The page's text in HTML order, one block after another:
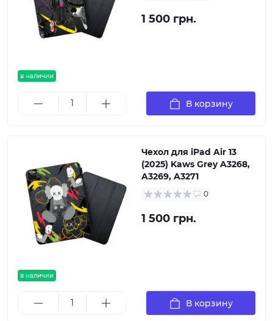
в наличии
1 500 грн.
В корзину
в наличии
Чехол для iPad Air 13
(2025) Kaws Grey A3268,
A3269, A3271
0
1 500 грн.
В корзину